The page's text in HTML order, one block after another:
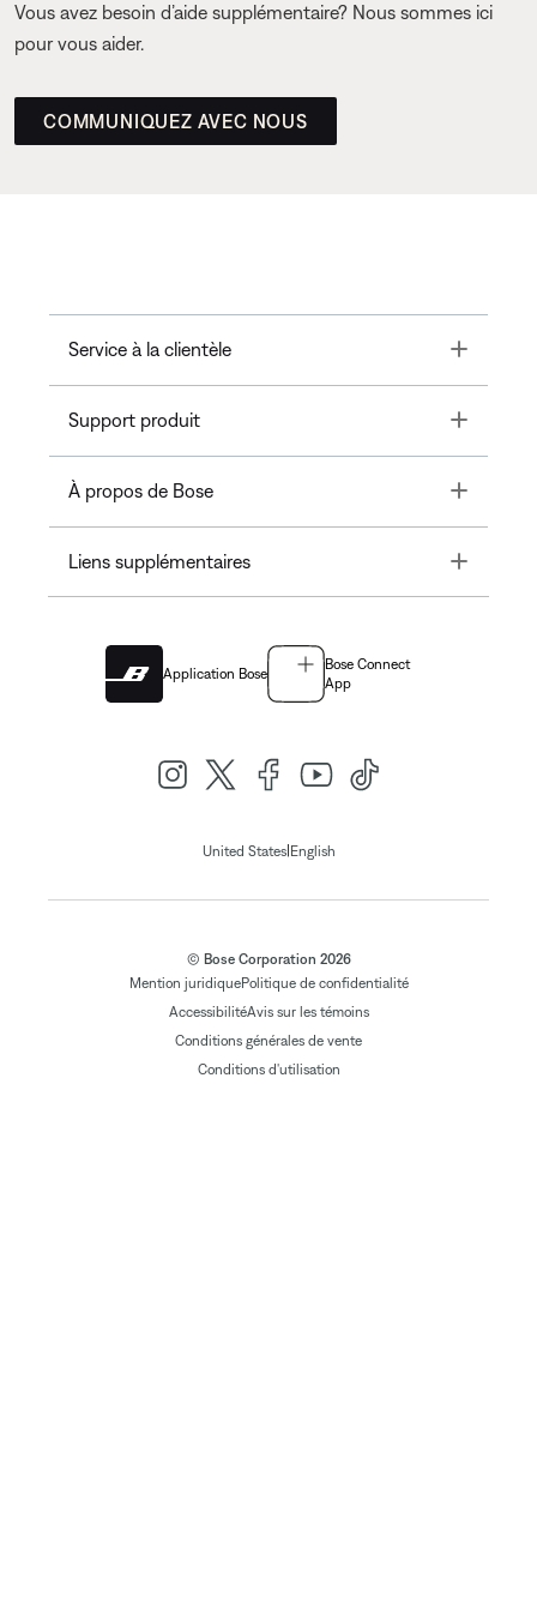
Vous avez besoin d’aide supplémentaire? Nous sommes ici
pour vous aider.
COMMUNIQUEZ AVEC NOUS
Service à la clientèle Toggle
Support produit Toggle
À propos de Bose Toggle
Liens supplémentaires Toggle
Application Bose
Bose Connect
App
United States| English
© Bose Corporation 2026
Mention juridiquePolitique de confidentialité
AccessibilitéAvis sur les témoins
Conditions générales de vente
Conditions d'utilisation